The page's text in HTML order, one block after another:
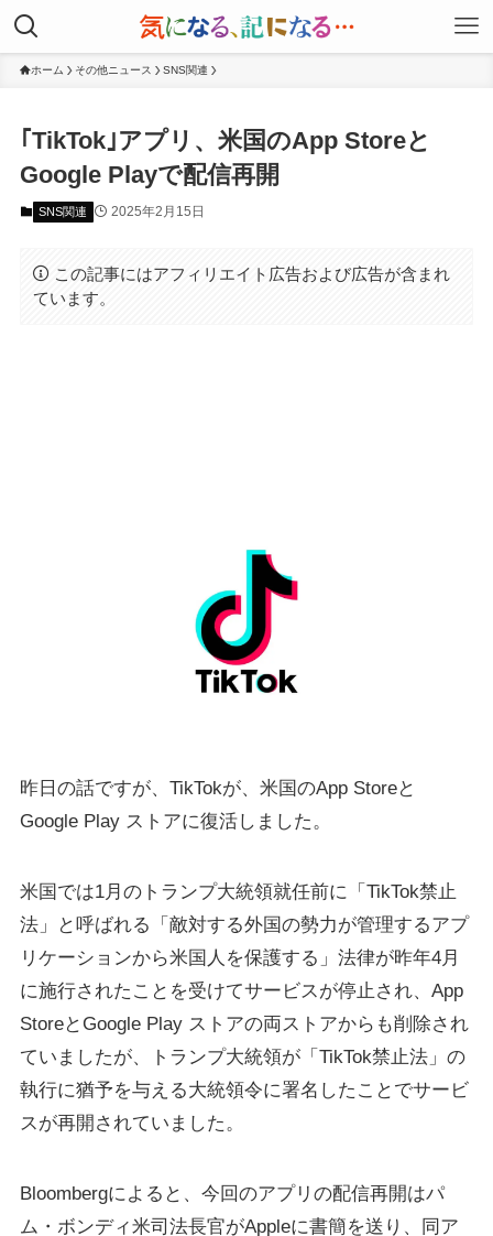
ホーム その他ニュース SNS関連
｢TikTok｣アプリ、米国のApp Storeと
Google Playで配信再開
SNS関連 2025年2月15日
この記事にはアフィリエイト広告および広告が含まれ
ています。
昨日の話ですが、TikTokが、米国のApp Storeと
Google Play ストアに復活しました。
米国では1月のトランプ大統領就任前に「TikTok禁止
法」と呼ばれる「敵対する外国の勢力が管理するアプ
リケーションから米国人を保護する」法律が昨年4月
に施行されたことを受けてサービスが停止され、App
StoreとGoogle Play ストアの両ストアからも削除され
ていましたが、トランプ大統領が「TikTok禁止法」の
執行に猶予を与える大統領令に署名したことでサービ
スが再開されていました。
Bloombergによると、今回のアプリの配信再開はパ
ム・ボンディ米司法長官がAppleに書簡を送り、同ア